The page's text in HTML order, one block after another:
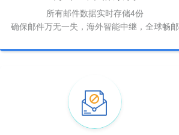
所有邮件数据实时存储4份
确保邮件万无一失，海外智能中继，全球畅邮